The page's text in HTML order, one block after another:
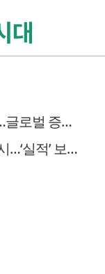
‘칩플레이션’ 공포에 기술주 조정…글로벌 증시는 균형잡기 중 [글로벌 레이더]
전쟁 족쇄 풀리자 불붙는 각국 증시…‘실적’ 보는 美, ‘병목’ 깨는 中, ‘확산’하는 日 [글로벌 레이더]